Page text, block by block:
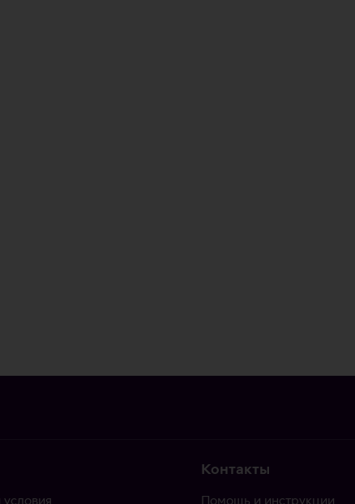
Контакты
Помощь и инструкции